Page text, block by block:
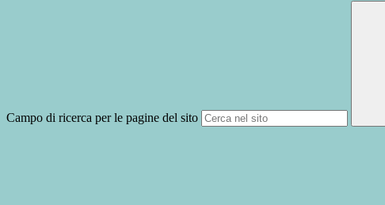
Campo di ricerca per le pagine del sito